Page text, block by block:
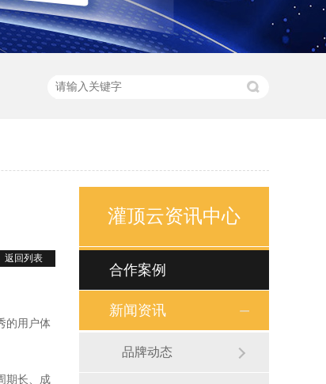
返回列表
的用户体
期长、成
灌顶云资讯中心
合作案例
新闻资讯
品牌动态